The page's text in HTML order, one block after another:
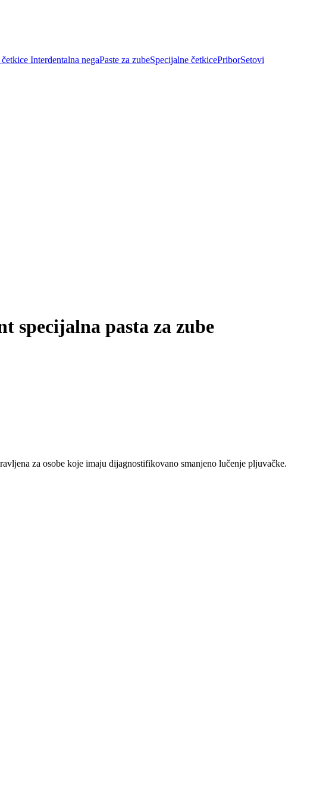
Interdentalna negaPaste za zubeSpecijalne četkicePriborSetovi
specijalna pasta za zube
za osobe koje imaju dijagnostifikovano smanjeno lučenje pljuvačke.